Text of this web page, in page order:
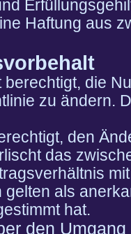
Haftung aus
berechtigt, die
zu ändern.
den
das
gelten als
hat.
den